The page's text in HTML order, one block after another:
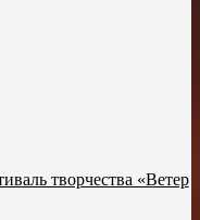
творчества «Ветер